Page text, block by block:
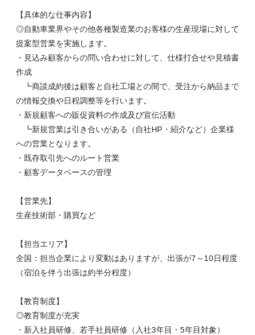
【具体的な仕事内容】
◎自動車業界やその他各種製造業のお客様の生産現場に対して
提案型営業を実施します。
・見込み顧客からの問い合わせに対して、仕様打合せや見積書
作成
┗商談成約後は顧客と自社工場との間で、受注から納品まで
の情報交換や日程調整等を行います。
・新規顧客への販促資料の作成及び宣伝活動
┗新規営業は引き合いがある（自社HP・紹介など）企業様
への営業となります。
・既存取引先へのルート営業
・顧客データベースの管理
【営業先】
生産技術部・購買など
【担当エリア】
全国：担当企業により変動はありますが、出張が7～10日程度
（宿泊を伴う出張は約半分程度）
【教育制度】
◎教育制度が充実
・新入社員研修、若手社員研修（入社3年目・5年目対象）